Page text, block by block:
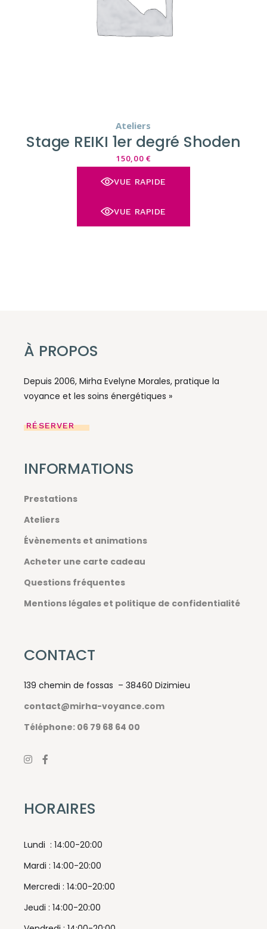
Ateliers
Stage REIKI 1er degré Shoden
150,00 €
VUE RAPIDE
VUE RAPIDE
À PROPOS
Depuis 2006, Mirha Evelyne Morales, pratique la
voyance et les soins énergétiques »
RÉSERVER
INFORMATIONS
Prestations
Ateliers
Évènements et animations
Acheter une carte cadeau
Questions fréquentes
Mentions légales et politique de confidentialité
CONTACT
139 chemin de fossas – 38460 Dizimieu
contact@mirha-voyance.com
Téléphone: 06 79 68 64 00
HORAIRES
Lundi : 14:00-20:00
Mardi : 14:00-20:00
Mercredi : 14:00-20:00
Jeudi : 14:00-20:00